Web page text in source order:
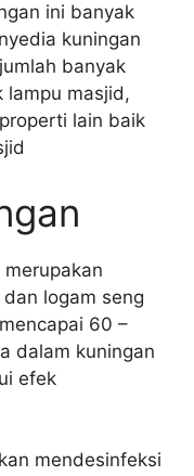
ini banyak
kuningan
banyak
lampu masjid,
lain baik
logam seng
60 –
dalam kuningan
efek
mendesinfeksi